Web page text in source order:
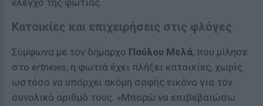
έλεγχο της φωτιάς.
Κατοικίες και επιχειρήσεις στις φλόγες
Σύμφωνα με τον δήμαρχο Παύλου Μελά, που μίλησε
στο ertnews, η φωτιά έχει πλήξει κατοικίες, χωρίς
ωστόσο να υπάρχει ακόμη σαφής εικόνα για τον
συνολικό αριθμό τους. «Μπορώ να επιβεβαιώσω